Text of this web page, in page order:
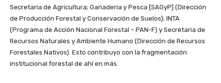
Secretaría de Agricultura; Ganadería y Pesca [SAGyP] (Dirección
de Producción Forestal y Conservación de Suelos); INTA
(Programa de Acción Nacional Forestal – PAN-F) y Secretaria de
Recursos Naturales y Ambiente Humano (Dirección de Recursos
Forestales Nativos). Esto contribuyo con la fragmentación
institucional forestal de ahí en más.